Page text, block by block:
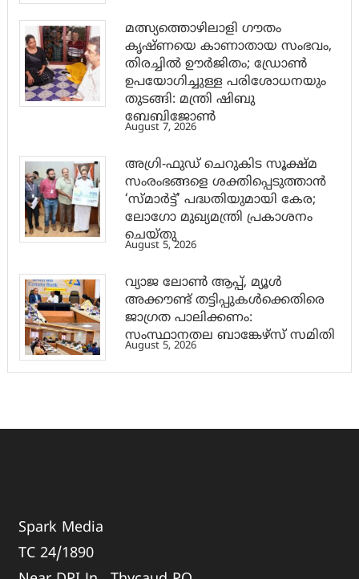
മത്സ്യത്തൊഴിലാളി ഗൗതം
കൃഷ്ണയെ കാണാതായ സംഭവം,
തിരച്ചിൽ ഊർജിതം; ഡ്രോണ്‍
ഉപയോഗിച്ചുള്ള പരിശോധനയും
തുടങ്ങി: മന്ത്രി ഷിബു
ബേബിജോണ്‍
August 7, 2026
അഗ്രി-ഫുഡ് ചെറുകിട സൂക്ഷ്മ
സംരംഭങ്ങളെ ശക്തിപ്പെടുത്താന്‍
‘സ്മാര്‍ട്ട്’ പദ്ധതിയുമായി കേര;
ലോഗോ മുഖ്യമന്ത്രി പ്രകാശനം
ചെയ്തു
August 5, 2026
വ്യാജ ലോൺ ആപ്പ്, മ്യൂൾ
അക്കൗണ്ട് തട്ടിപ്പുകൾക്കെതിരെ
ജാ​ഗ്രത പാലിക്കണം:
സംസ്ഥാനതല ബാങ്കേഴ്സ് സമിതി
August 5, 2026
Spark Media
TC 24/1890